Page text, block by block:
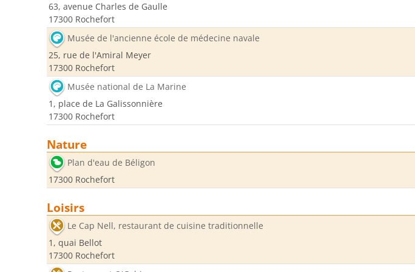
63, avenue Charles de Gaulle
17300 Rochefort
Musée de l'ancienne école de médecine navale
25, rue de l'Amiral Meyer
17300 Rochefort
Musée national de La Marine
1, place de La Galissonnière
17300 Rochefort
Nature
Plan d'eau de Béligon
17300 Rochefort
Loisirs
Le Cap Nell, restaurant de cuisine traditionnelle
1, quai Bellot
17300 Rochefort